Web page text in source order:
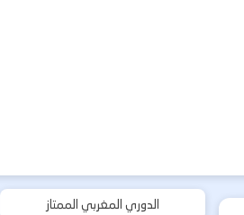
الدوري المغربي الممتاز